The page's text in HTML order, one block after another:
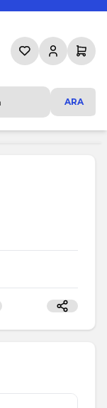
ARA
Favorilerim
HesabımSepetim